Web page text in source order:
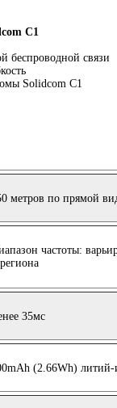
C1
беспроводной связи
Solidcom C1
метров по прямой
частоты:
35мс
(2.66Wh) литий-